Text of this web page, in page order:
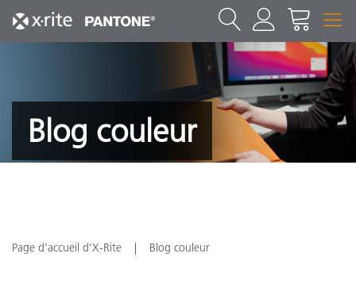
Blog couleur
Page d’accueil d’X-Rite Blog couleur